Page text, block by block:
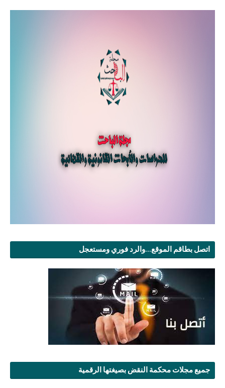
اتصل بطاقم الموقع...والرد فوري ومستعجل
جميع مجلات محكمة النقض بصيغتها الرقمية